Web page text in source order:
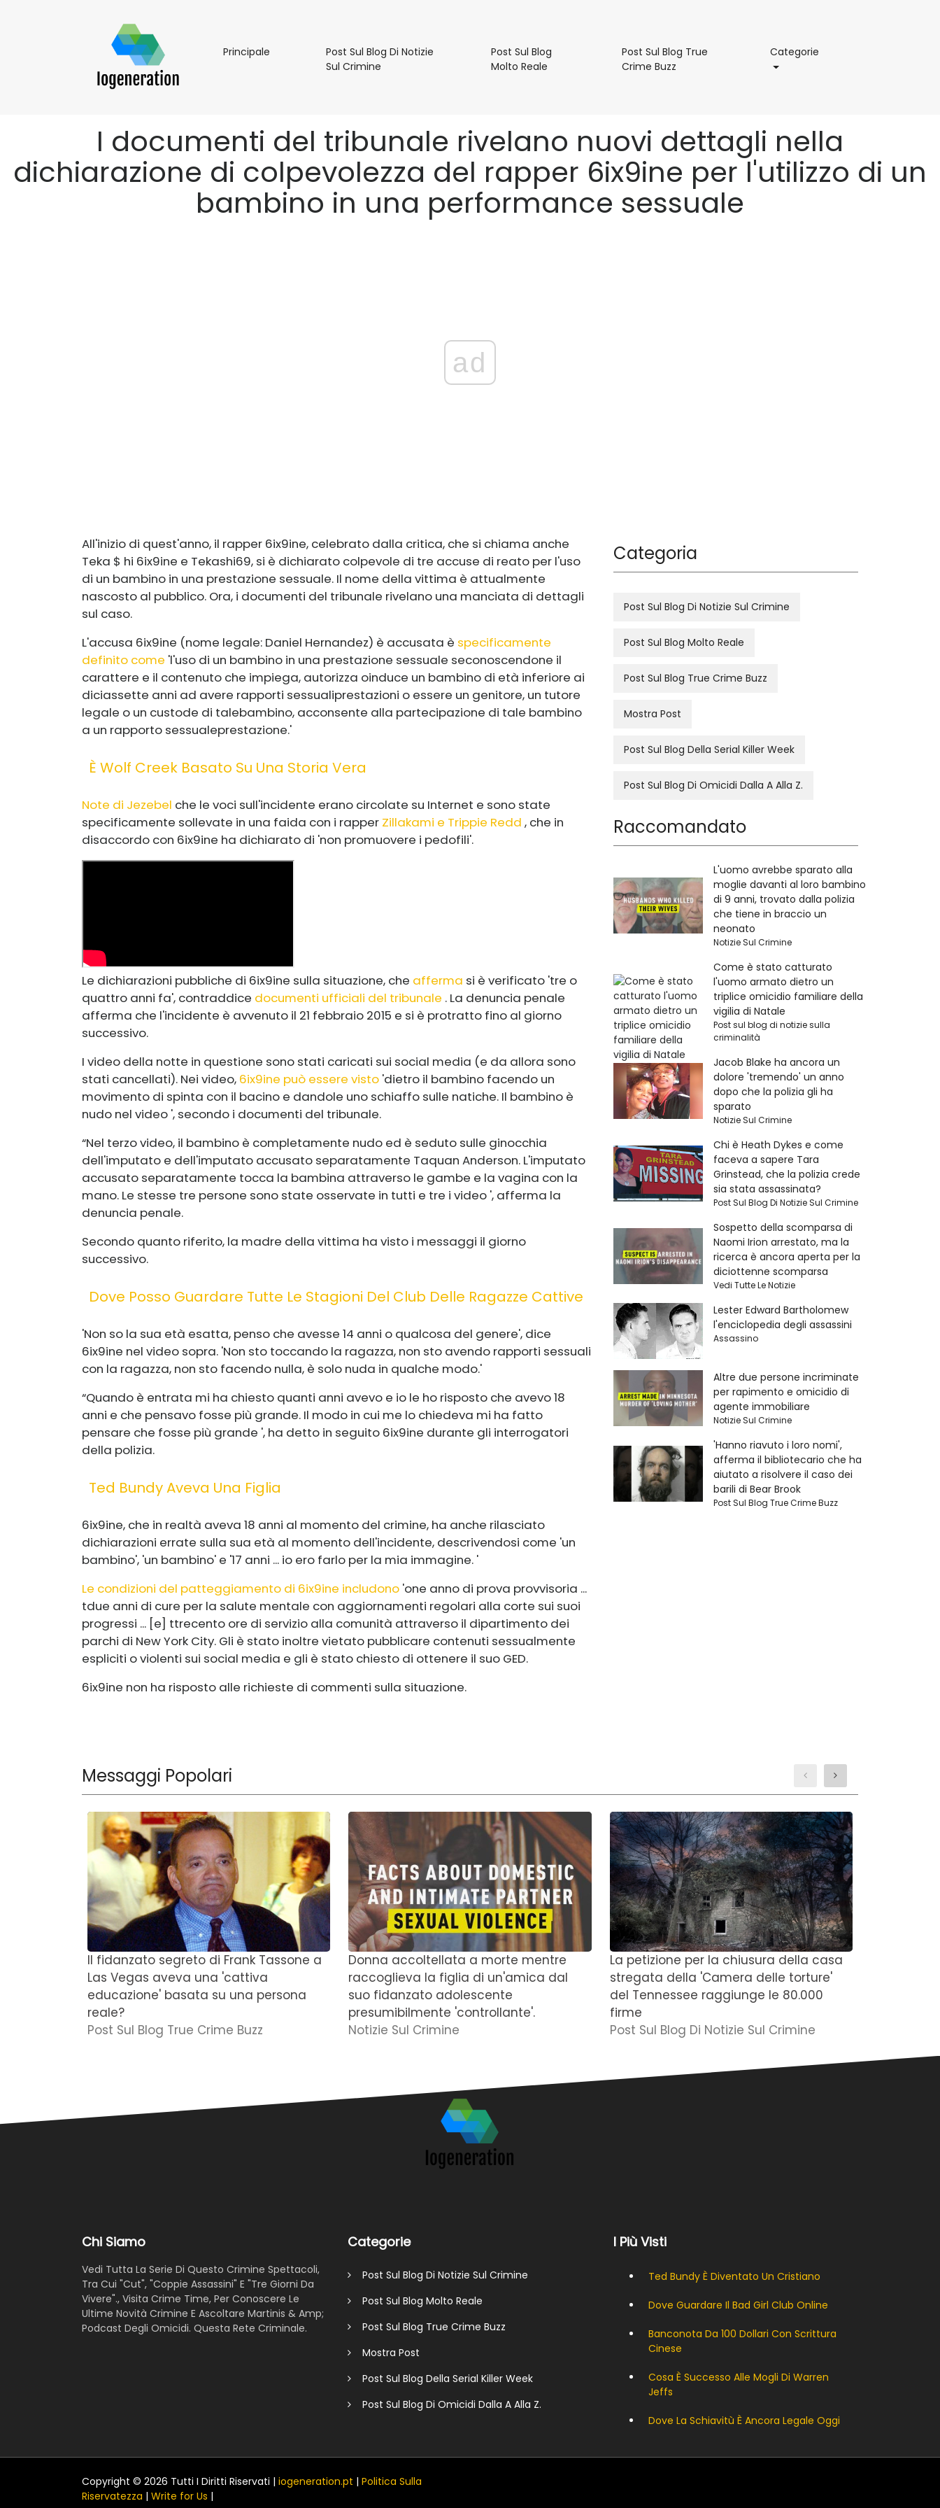
PrincipalePrincipale
Post Sul Blog Di Notizie
Sul CriminePost
Sul
Crimine
Post Sul Blog
Molto RealePost
Post Sul Blog True
Crime BuzzPost
Buzz
Categorie
I documenti del tribunale rivelano nuovi dettagli nella
dichiarazione di colpevolezza del rapper 6ix9ine per l'utilizzo di un
bambino in una performance sessuale
ad
All'inizio di quest'anno, il rapper 6ix9ine, celebrato dalla critica, che si chiama anche
Teka $ hi 6ix9ine e Tekashi69, si è dichiarato colpevole di tre accuse di reato per l'uso
di un bambino in una prestazione sessuale. Il nome della vittima è attualmente
nascosto al pubblico. Ora, i documenti del tribunale rivelano una manciata di dettagli
sul caso.
L'accusa 6ix9ine (nome legale: Daniel Hernandez) è accusata è specificamente
definito come 'l'uso di un bambino in una prestazione sessuale seconoscendone il
carattere e il contenuto che impiega, autorizza oinduce un bambino di età inferiore ai
diciassette anni ad avere rapporti sessualiprestazioni o essere un genitore, un tutore
legale o un custode di talebambino, acconsente alla partecipazione di tale bambino
a un rapporto sessualeprestazione.'
È Wolf Creek Basato Su Una Storia Vera
Note di Jezebel che le voci sull'incidente erano circolate su Internet e sono state
specificamente sollevate in una faida con i rapper Zillakami e Trippie Redd , che in
disaccordo con 6ix9ine ha dichiarato di 'non promuovere i pedofili'.
Le dichiarazioni pubbliche di 6ix9ine sulla situazione, che afferma si è verificato 'tre o
quattro anni fa', contraddice documenti ufficiali del tribunale . La denuncia penale
afferma che l'incidente è avvenuto il 21 febbraio 2015 e si è protratto fino al giorno
successivo.
I video della notte in questione sono stati caricati sui social media (e da allora sono
stati cancellati). Nei video, 6ix9ine può essere visto 'dietro il bambino facendo un
movimento di spinta con il bacino e dandole uno schiaffo sulle natiche. Il bambino è
nudo nel video ', secondo i documenti del tribunale.
“Nel terzo video, il bambino è completamente nudo ed è seduto sulle ginocchia
dell'imputato e dell'imputato accusato separatamente Taquan Anderson. L'imputato
accusato separatamente tocca la bambina attraverso le gambe e la vagina con la
mano. Le stesse tre persone sono state osservate in tutti e tre i video ', afferma la
denuncia penale.
Secondo quanto riferito, la madre della vittima ha visto i messaggi il giorno
successivo.
Dove Posso Guardare Tutte Le Stagioni Del Club Delle Ragazze Cattive
'Non so la sua età esatta, penso che avesse 14 anni o qualcosa del genere', dice
6ix9ine nel video sopra. 'Non sto toccando la ragazza, non sto avendo rapporti sessuali
con la ragazza, non sto facendo nulla, è solo nuda in qualche modo.'
“Quando è entrata mi ha chiesto quanti anni avevo e io le ho risposto che avevo 18
anni e che pensavo fosse più grande. Il modo in cui me lo chiedeva mi ha fatto
pensare che fosse più grande ', ha detto in seguito 6ix9ine durante gli interrogatori
della polizia.
Ted Bundy Aveva Una Figlia
6ix9ine, che in realtà aveva 18 anni al momento del crimine, ha anche rilasciato
dichiarazioni errate sulla sua età al momento dell'incidente, descrivendosi come 'un
bambino', 'un bambino' e '17 anni ... io ero farlo per la mia immagine. '
Le condizioni del patteggiamento di 6ix9ine includono 'one anno di prova provvisoria ...
tdue anni di cure per la salute mentale con aggiornamenti regolari alla corte sui suoi
progressi ... [e] ttrecento ore di servizio alla comunità attraverso il dipartimento dei
parchi di New York City. Gli è stato inoltre vietato pubblicare contenuti sessualmente
espliciti o violenti sui social media e gli è stato chiesto di ottenere il suo GED.
6ix9ine non ha risposto alle richieste di commenti sulla situazione.
Categoria
Post Sul Blog Di Notizie Sul Crimine
Post Sul Blog Molto Reale
Post Sul Blog True Crime Buzz
Mostra Post
Post Sul Blog Della Serial Killer Week
Post Sul Blog Di Omicidi Dalla A Alla Z.
Raccomandato
L'uomo avrebbe sparato alla
moglie davanti al loro bambino
di 9 anni, trovato dalla polizia
che tiene in braccio un
neonato
Notizie Sul Crimine
Come è stato catturato
l'uomo armato dietro un
triplice omicidio familiare della
vigilia di Natale
Post sul blog di notizie sulla
criminalità
Jacob Blake ha ancora un
dolore 'tremendo' un anno
dopo che la polizia gli ha
sparato
Notizie Sul Crimine
Chi è Heath Dykes e come
faceva a sapere Tara
Grinstead, che la polizia crede
sia stata assassinata?
Post Sul Blog Di Notizie Sul Crimine
Sospetto della scomparsa di
Naomi Irion arrestato, ma la
ricerca è ancora aperta per la
diciottenne scomparsa
Vedi Tutte Le Notizie
Lester Edward Bartholomew
l'enciclopedia degli assassini
Assassino
Altre due persone incriminate
per rapimento e omicidio di
agente immobiliare
Notizie Sul Crimine
'Hanno riavuto i loro nomi',
afferma il bibliotecario che ha
aiutato a risolvere il caso dei
barili di Bear Brook
Post Sul Blog True Crime Buzz
Messaggi Popolari
Il fidanzato segreto di Frank Tassone a
Las Vegas aveva una 'cattiva
educazione' basata su una persona
reale?
Post Sul Blog True Crime Buzz
Donna accoltellata a morte mentre
raccoglieva la figlia di un'amica dal
suo fidanzato adolescente
presumibilmente 'controllante'.
Notizie Sul Crimine
La petizione per la chiusura della casa
stregata della 'Camera delle torture'
del Tennessee raggiunge le 80.000
firme
Post Sul Blog Di Notizie Sul Crimine
Chi Siamo
Vedi Tutta La Serie Di Questo Crimine Spettacoli,
Tra Cui "Cut", "Coppie Assassini" E "Tre Giorni Da
Vivere"., Visita Crime Time, Per Conoscere Le
Ultime Novità Crimine E Ascoltare Martinis & Amp;
Podcast Degli Omicidi. Questa Rete Criminale.
Categorie
Post Sul Blog Di Notizie Sul Crimine
Post Sul Blog Molto Reale
Post Sul Blog True Crime Buzz
Mostra Post
Post Sul Blog Della Serial Killer Week
Post Sul Blog Di Omicidi Dalla A Alla Z.
I Più Visti
Ted Bundy È Diventato Un Cristiano
Dove Guardare Il Bad Girl Club Online
Banconota Da 100 Dollari Con Scrittura
Cinese
Cosa È Successo Alle Mogli Di Warren
Jeffs
Dove La Schiavitù È Ancora Legale Oggi
Copyright © 2026 Tutti I Diritti Riservati | iogeneration.pt | Politica Sulla
Riservatezza | Write for Us |